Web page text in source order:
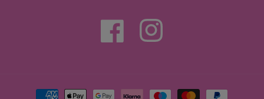
FacebookInstagram
Formas